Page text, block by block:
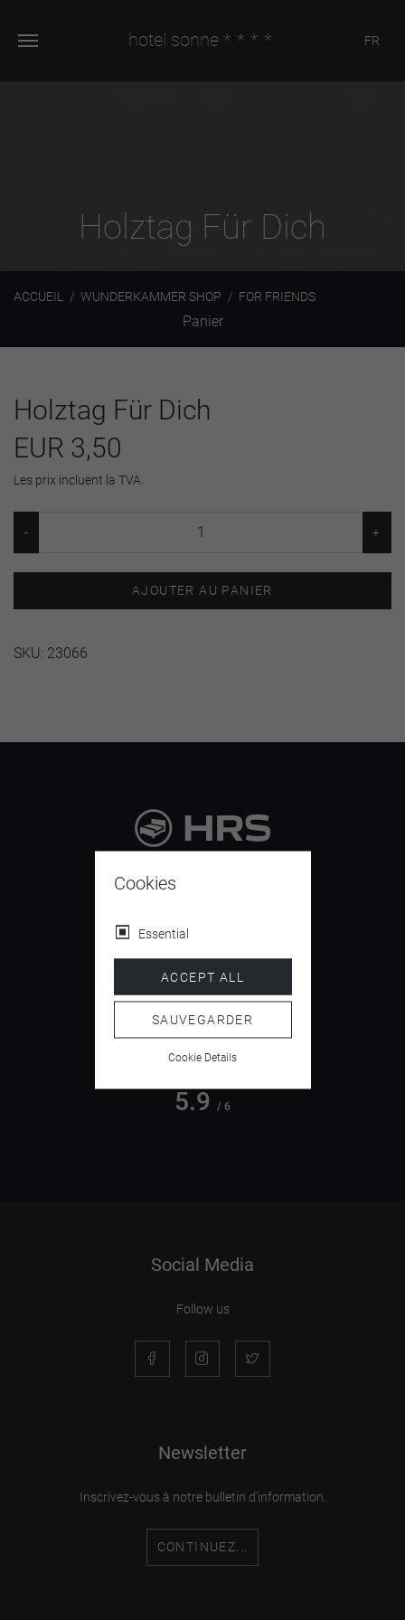
hotel sonne **** FR
Holztag Für Dich
ACCUEIL WUNDERKAMMER SHOP FOR FRIENDS
Panier
Holztag Für Dich
EUR 3,50
Les prix incluent la TVA.
AJOUTER AU PANIER
SKU: 23066
4.5
5.9 / 6
Social Media
Follow us
Newsletter
Inscrivez-vous à notre bulletin d'information.
CONTINUEZ...
Cookies
Essential
ACCEPT ALL
SAUVEGARDER
Cookie Details